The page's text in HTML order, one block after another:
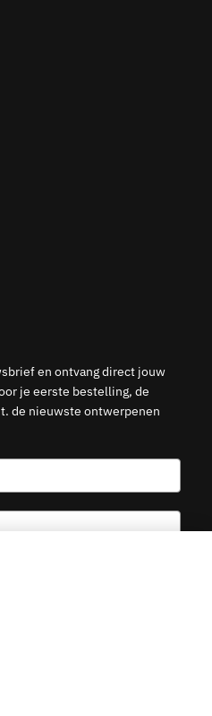
en ontvang direct jouw
je eerste bestelling, de
de nieuwste ontwerpenen